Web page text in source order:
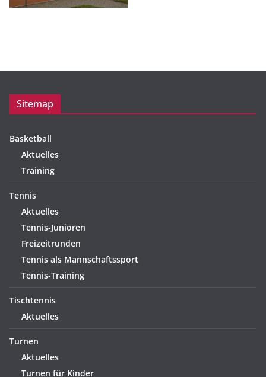
Sitemap
Basketball
Aktuelles
Training
Tennis
Aktuelles
Tennis-Junioren
Freizeitrunden
Tennis als Mannschaftssport
Tennis-Training
Tischtennis
Aktuelles
Turnen
Aktuelles
Turnen für Kinder